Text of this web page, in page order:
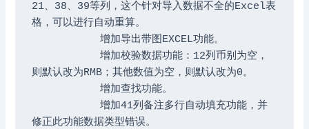
21、38、39等列，这个针对导入数据不全的Excel表
格，可以进行自动重算。
则默认改为RMB；其他数值为空，则默认改为0。
修正此功能数据类型错误。